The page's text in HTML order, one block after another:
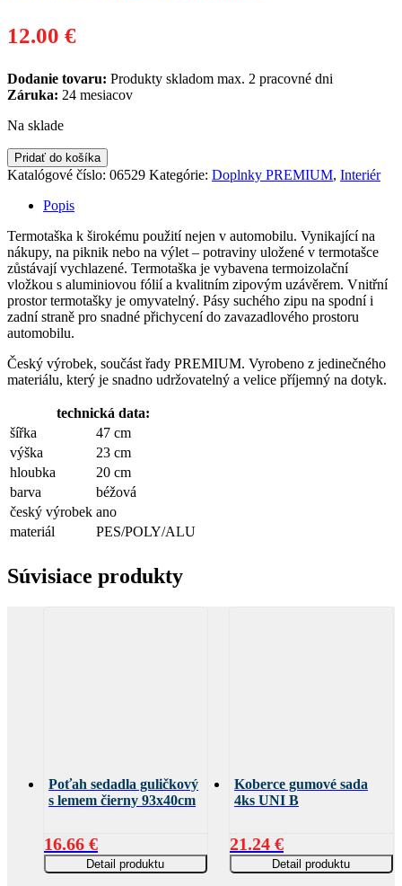
12.00 €
Dodanie tovaru: Produkty skladom max. 2 pracovné dni
Záruka: 24 mesiacov
Na sklade
Pridať do košíka
Katalógové číslo: 06529 Kategórie: Doplnky PREMIUM, Interiér
Popis
Termotaška k širokému použití nejen v automobilu. Vynikající na
nákupy, na piknik nebo na výlet – potraviny uložené v termotašce
zůstávají vychlazené. Termotaška je vybavena termoizolační
vložkou s aluminiovou fólií a kvalitním zipovým uzávěrem. Vnitřní
prostor termotašky je omyvatelný. Pásy suchého zipu na spodní i
zadní straně pro snadné přichycení do zavazadlového prostoru
automobilu.
Český výrobek, součást řady PREMIUM. Vyrobeno z jedinečného
materiálu, který je snadno udržovatelný a velice příjemný na dotyk.
technická data:
šířka
47 cm
výška
23 cm
hloubka
20 cm
barva
béžová
český výrobek ano
materiál
PES/POLY/ALU
Súvisiace produkty
Poťah sedadla guličkový
s lemem čierny 93x40cm
16.66 €
Detail produktu
Koberce gumové sada
4ks UNI B
21.24 €
Detail produktu